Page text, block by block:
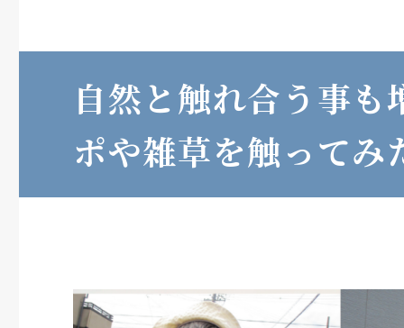
自然と触れ合う事
ポや雑草を触ってみ